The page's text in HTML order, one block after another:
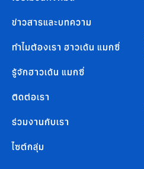
ข่าวสารและบทความ
ทำไมต้องเรา ฮาวเด้น แมกซี่
รู้จักฮาวเด้น แมกซี่
ติดต่อเรา
ร่วมงานกับเรา
ไซต์กลุ่ม